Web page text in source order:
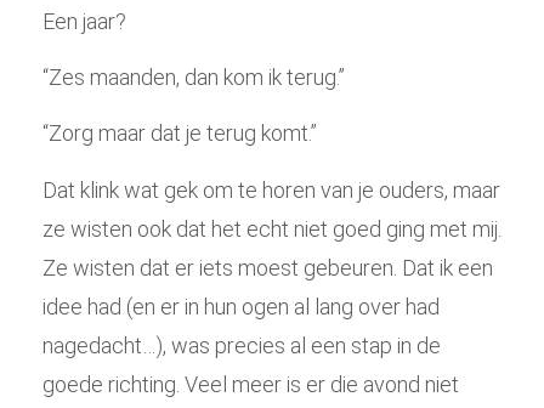
Een jaar?
“Zes maanden, dan kom ik terug.”
“Zorg maar dat je terug komt.”
Dat klink wat gek om te horen van je ouders, maar
ze wisten ook dat het echt niet goed ging met mij.
Ze wisten dat er iets moest gebeuren. Dat ik een
idee had (en er in hun ogen al lang over had
nagedacht…), was precies al een stap in de
goede richting. Veel meer is er die avond niet